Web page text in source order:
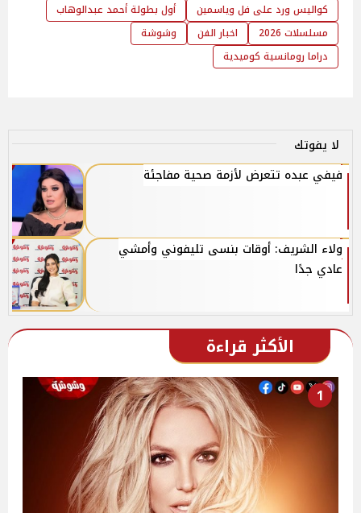
كواليس ورد على فل وياسمين
أول بطولة أحمد عبدالوهاب
مسلسلات 2026
اخبار الفن
وشوشة
دراما رومانسية كوميدية
لا يفوتك
فيفي عبده تتعرض لأزمة صحية مفاجئة
ولاء الشريف: أوقات بنسى تليفوني وأمشي
عادي جدًا
الأكثر قراءة
1